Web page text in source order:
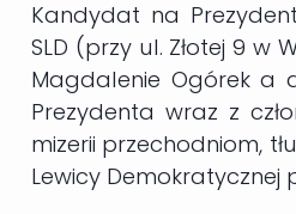
Kandydat na
SLD (przy ul. Złotej 9 w
Magdalenie Ogórek a
Prezydenta wraz z
mizerii przechodniom,
Lewicy Demokratycznej